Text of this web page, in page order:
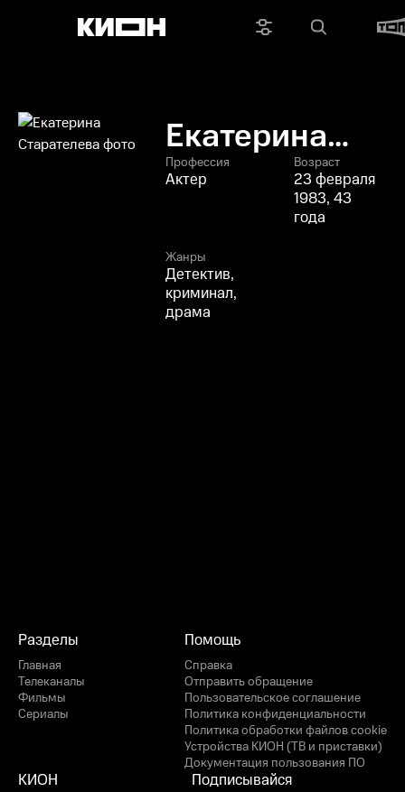
Екатерина
Старателева
Профессия
Актер
Возраст
23 февраля
1983, 43
года
Жанры
Детектив,
криминал,
драма
Разделы
Главная
Телеканалы
Фильмы
Сериалы
Помощь
Справка
Отправить обращение
Пользовательское соглашение
Политика конфиденциальности
Политика обработки файлов cookie
Устройства КИОН (ТВ и приставки)
Документация пользования ПО
КИОН Подписывайся